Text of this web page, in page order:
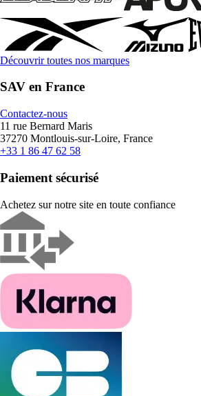
Découvrir toutes nos marques
SAV en France
Contactez-nous
11 rue Bernard Maris
37270 Montlouis-sur-Loire, France
+33 1 86 47 62 58
Paiement sécurisé
Achetez sur notre site en toute confiance